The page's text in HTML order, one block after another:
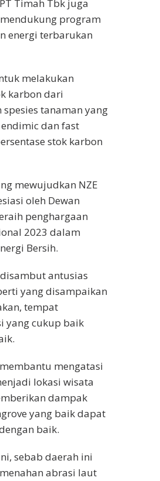
Timah Tbk juga
program
energi terbarukan
melakukan
karbon dari
tanaman yang
dan fast
stok karbon
mewujudkan NZE
oleh Dewan
penghargaan
2023 dalam
Bersih.
antusias
yang disampaikan
tempat
yang cukup baik
mengatasi
lokasi wisata
dampak
yang baik dapat
baik.
sebab daerah ini
abrasi laut